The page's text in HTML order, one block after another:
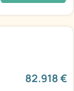
82.918 €